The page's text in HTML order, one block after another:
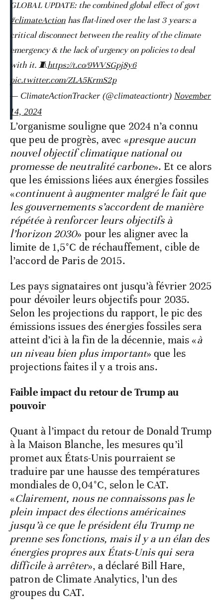
GLOBAL UPDATE: the combined global effect of govt
#climateActionhas flat-lined over the last 3 years: a
critical disconnect between the reality of the climate
emergency & the lack of urgency on policies to deal
with it. 🧵https://t.co/9WVSGpj8y6
pic.twitter.com/ZLA5KrmS2p
— ClimateActionTracker (@climateactiontr) November
14, 2024
L’organisme souligne que 2024 n’a connu
que peu de progrès, avec «presque aucun
nouvel objectif climatique national ou
promesse de neutralité carbone». Et ce alors
que les émissions liées aux énergies fossiles
«continuent à augmenter malgré le fait que
les gouvernements s’accordent de manière
répétée à renforcer leurs objectifs à
l’horizon 2030» pour les aligner avec la
limite de 1,5°C de réchauffement, cible de
l’accord de Paris de 2015.
Les pays signataires ont jusqu’à février 2025
pour dévoiler leurs objectifs pour 2035.
Selon les projections du rapport, le pic des
émissions issues des énergies fossiles sera
atteint d’ici à la fin de la décennie, mais «à
un niveau bien plus important» que les
projections faites il y a trois ans.
Faible impact du retour de Trump au
pouvoir
Quant à l’impact du retour de Donald Trump
à la Maison Blanche, les mesures qu’il
promet aux États-Unis pourraient se
traduire par une hausse des températures
mondiales de 0,04°C, selon le CAT.
«Clairement, nous ne connaissons pas le
plein impact des élections américaines
jusqu’à ce que le président élu Trump ne
prenne ses fonctions, mais il y a un élan des
énergies propres aux États-Unis qui sera
difficile à arrêter», a déclaré Bill Hare,
patron de Climate Analytics, l’un des
groupes du CAT.